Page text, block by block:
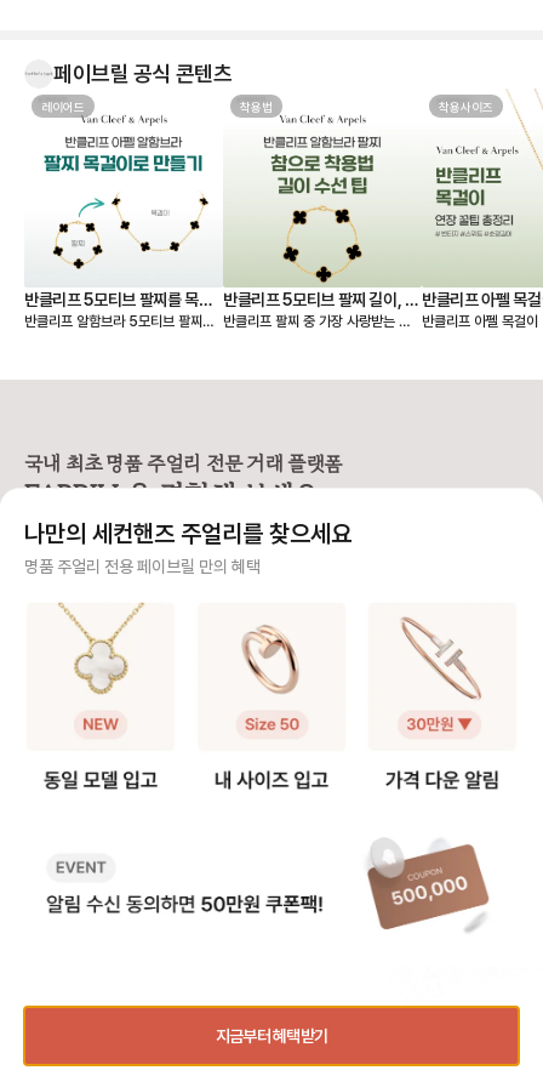
템’이라고 하는지 알 것 같습니다 💎
무엇보다 페이브릴에서 여러 매물을
한 번에 비교할 수 있어서 연식, 컨디
션, 구성품, 가격까지 꼼꼼하게 따져
보고 가장 마음에 드는 제품을 선택
할 수 있었던 점이 좋았습니다. 좋은
첫 반클리프를 기분 좋게 들이게 되
었네요. 오래오래 아껴 차겠습니다!
페이브릴 공식 콘텐츠
레이어드
반클리프 5모티브 팔찌를 목걸
이로 만들기 - 실착비교, 연장체
반클리프 알함브라 5모티브 팔찌를
10모티브 목걸이가 하나 더 생긴 기
프 팔찌를 목걸이로 바꾸는 방법
1️⃣ 6모티브 목걸이 반클리프 알함브
팔찌 + 알함브라 빈티지 목걸이) -
걸어주세요. - 목걸이 고리를 → 팔
인으로 5모티브 목걸이 - 연장체인
을 별도로 구매, 팔찌에 연결하여 목
걸이로 활용해요. 반클리프 5모티브
연장체인 등으로 키워드 검색해보시
면 구매 가능한 체인들을 별도 구매
상까지 맞춤으로 가능하니 원하는 스
착용법
반클리프 5모티브 팔찌 길이, 착
용팁-참으로 착용 vs 길이 수선
반클리프 팔찌 중 가장 사랑받는 제
닉스 모델 등 매장 구매 시 웨이팅 디
즈를 선택할 수 없고 총 길이 19cm
로 스펙이 동일해요. 손목이 얇은 분
요, 저 역시 오닉스 5모티브 팔찌를
😉 [반클리프 알함브라 5모티브 팔
처럼 연출하는 방법 · 클로버가 찰랑
거려 매력적이고 길이 수선이 필요
없음 · 다만, 혼자 착용하거나 뺄 때
조금 불편 2️⃣ AS로 길이 수선하기 ·
이는 방법 · 클로버 간격이 좁아져 손
가능 · 보통은 참으로 착용하다가 불
편하면 수선하는 경우가 많음 💁‍♀️ 길
기간: 보증서 기준 1년 이내 무상 1회
/ 이후 20~30만원 비용 발생 · 소요
시간: 공식 안내는 약 4주이나, 대부
분 일주일 내외로 받는다는 후기가
많음 · 추가 팁: 줄인 체인은 돌려받을
추천 👉 3cm 줄이기 ✔️손목 15c
착용사이즈
반클리프 아펠 목
총정리
반클리프 아펠 목걸
해 드릴 거예요 ✨ 그중에서도 특히
티브를 기준으로 양
크기가 작아 2·3cm
호되는 편이에요! 특히 빈티지는 4
cm, 스위트는 2cm
고리를 활용해 순정
이에요. 인기 모델인 빈티지 알함브
인의 길이는 42cm
연장을 하게 되면 42cm와 46cm
기간 - 구매 후 1년 이내, 최대 5c
m 범위 내에서 1회 무료 리사이징이
가능해요. - 평균 수선 소요 기간은
약 2주 정도 소요돼요. 🛍️ 서비스
수 방법 ✔️매장 방문 접수 제품 실물
국내 최초 명품 주얼리 전문 거래 플랫폼
FABRILL을 경험해 보세요.
사기 걱정 없는 안전 결제
니면 반환해 드려요.
주얼리 전문 이중 검수
주얼리 검수에 특화된 페이브릴 검수팀과 전문 감정사가 컨디션 및 정품 여부를 철저하고 꼼꼼하
게 확인해요.
주얼리 전문 지식을 토대로 사이즈, 가격대 등 주얼리를 거래하며 궁금할 수 있는 내용에 대한 밀
빠르고 확실한 물품 이동 과정
최적화된 검수 시스템으로 빠르고 효율적으로 물품이 이동될 뿐만 아니라, 이동 과정마다 알림톡
및 이미지로 확실하게 안내해 드려요.
바로 구매하기
나만의 세컨핸즈 주얼리를 찾으세요
명품 주얼리 전용 페이브릴 만의 혜택
지금부터 혜택받기